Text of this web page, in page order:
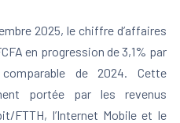
2025, le chiffre d’affaires
en progression de 3,1% par
de 2024. Cette
portée par les revenus
FTTH, l’Internet Mobile et le